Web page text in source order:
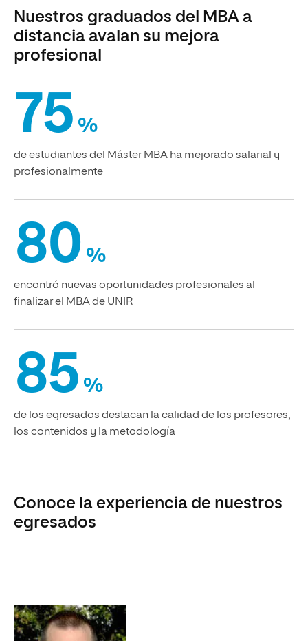
Nuestros graduados del MBA a
distancia avalan su mejora
profesional
75 %
de estudiantes del Máster MBA ha mejorado salarial y
profesionalmente
80 %
encontró nuevas oportunidades profesionales al
finalizar el MBA de UNIR
85 %
de los egresados destacan la calidad de los profesores,
los contenidos y la metodología
Conoce la experiencia de nuestros
egresados